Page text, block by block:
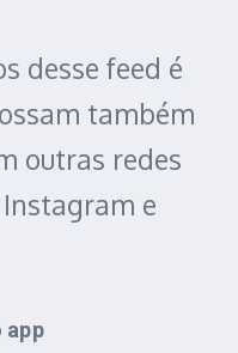
desse feed é
também
outras redes
e
app